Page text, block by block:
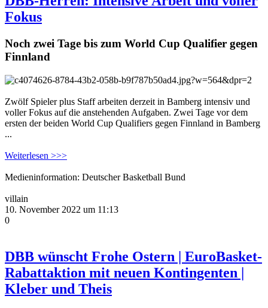
Fokus
Noch zwei Tage bis zum World Cup Qualifier gegen
Finnland
Zwölf Spieler plus Staff arbeiten derzeit in Bamberg intensiv und
voller Fokus auf die anstehenden Aufgaben. Zwei Tage vor dem
ersten der beiden World Cup Qualifiers gegen Finnland in Bamberg
...
Weiterlesen >>>
Medieninformation: Deutscher Basketball Bund
villain
10. November 2022 um 11:13
0
DBB wünscht Frohe Ostern | EuroBasket-
Rabattaktion mit neuen Kontingenten |
Kleber und Theis